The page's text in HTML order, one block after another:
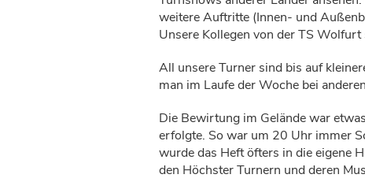
weitere Auftritte (Innen- und
Unsere Kollegen von der TS
All unsere Turner sind bis auf
man im Laufe der Woche bei
Die Bewirtung im Gelände war
erfolgte. So war um 20 Uhr immer
wurde das Heft öfters in die eigene
den Höchster Turnern und deren